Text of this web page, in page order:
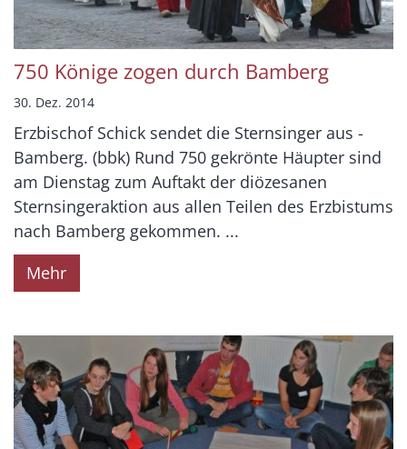
750 Könige zogen durch Bamberg
30. Dez. 2014
Erzbischof Schick sendet die Sternsinger aus -
Bamberg. (bbk) Rund 750 gekrönte Häupter sind
am Dienstag zum Auftakt der diözesanen
Sternsingeraktion aus allen Teilen des Erzbistums
nach Bamberg gekommen. ...
Mehr